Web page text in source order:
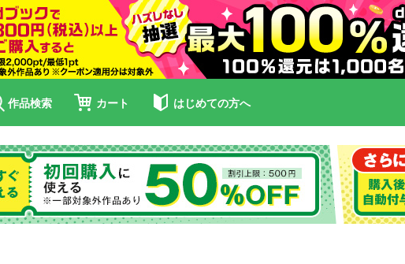
作品検索 カート はじめての方へ